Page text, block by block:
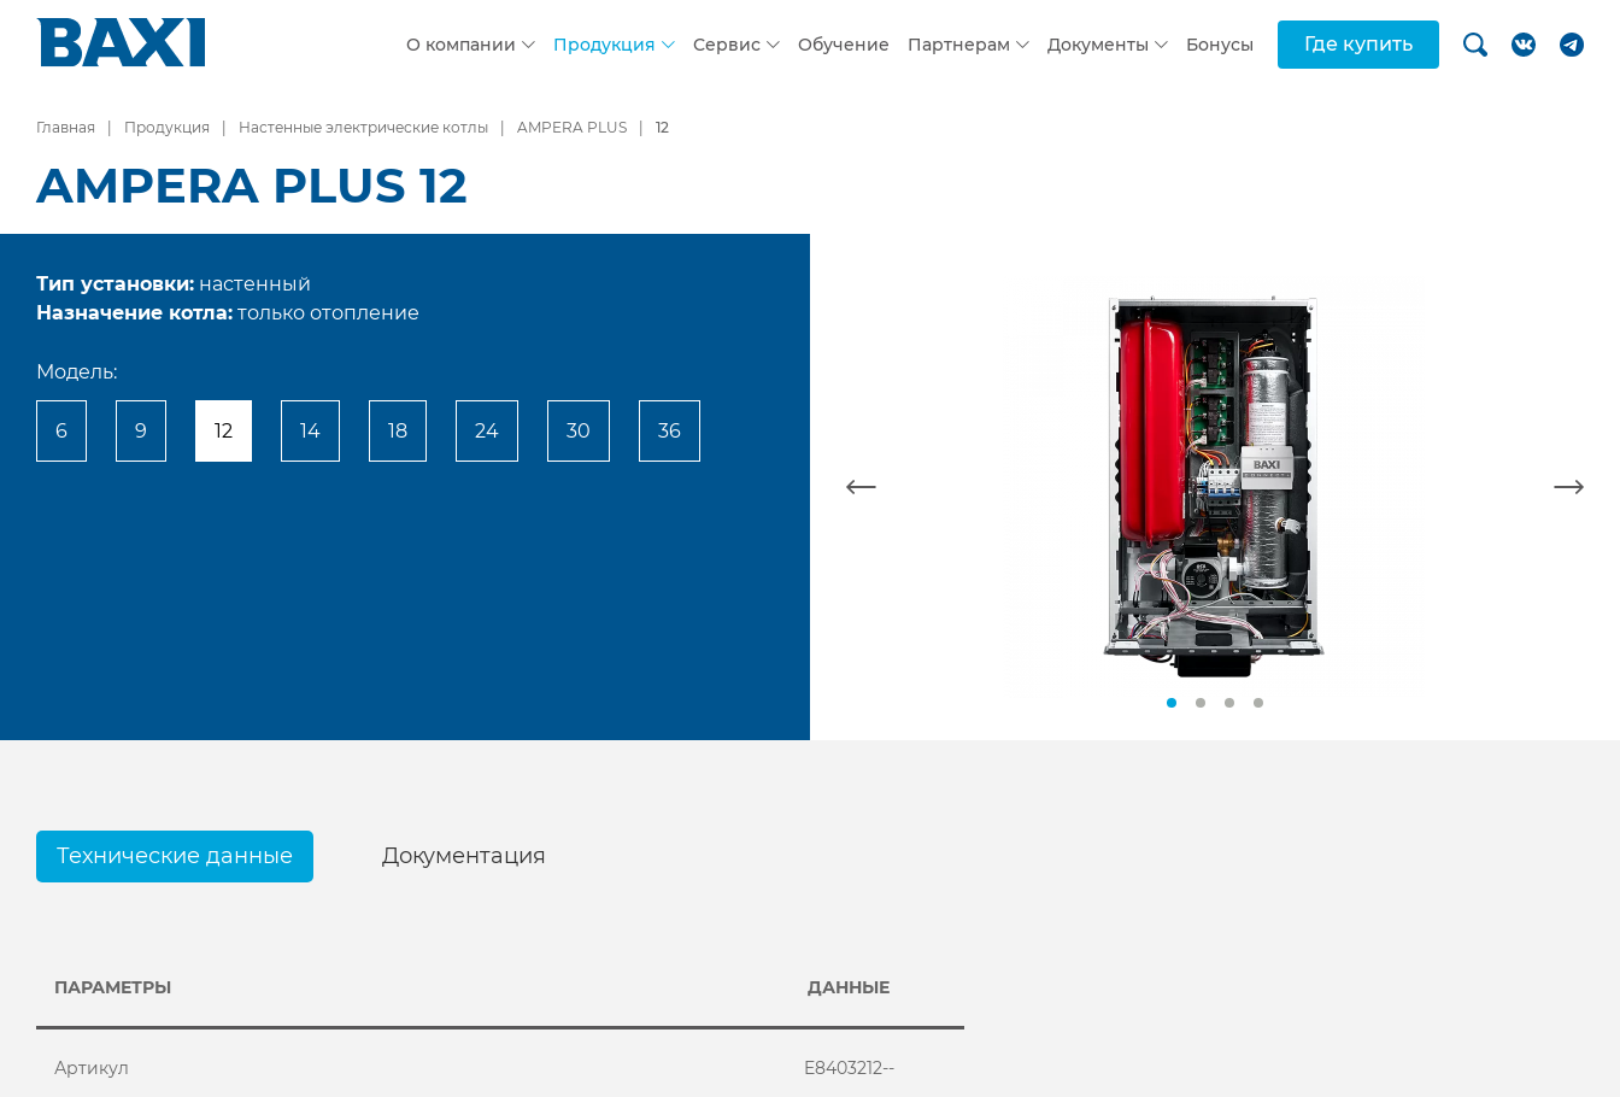
О компании Продукция Сервис Обучение Партнерам Документы Бонусы Где купить
Главная Продукция Настенные электрические котлы AMPERA PLUS 12
AMPERA PLUS 12
Тип установки: настенный
Назначение котла: только отопление
Модель:
6 9 12 14 18 24 30 36
Технические данные Документация
ПАРАМЕТРЫ ДАННЫЕ
Артикул E8403212--